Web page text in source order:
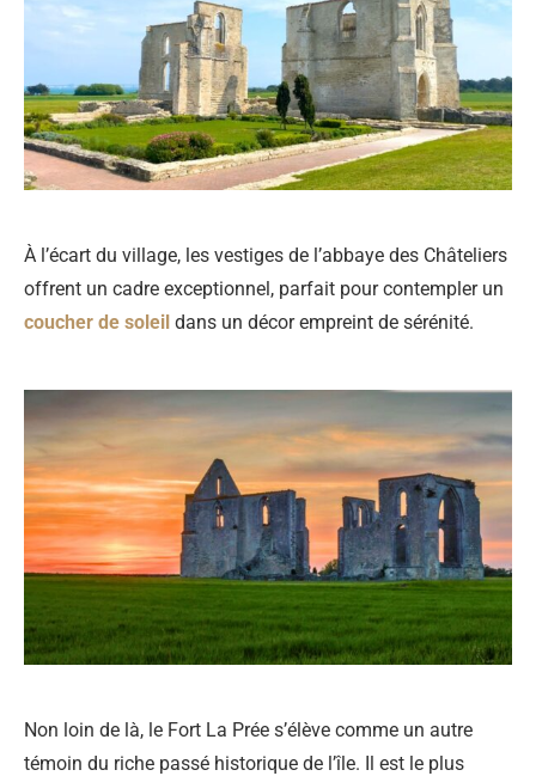
À l’écart du village, les vestiges de l’abbaye des Châteliers
offrent un cadre exceptionnel, parfait pour contempler un
coucher de soleil dans un décor empreint de sérénité.
Non loin de là, le Fort La Prée s’élève comme un autre
témoin du riche passé historique de l’île. Il est le plus